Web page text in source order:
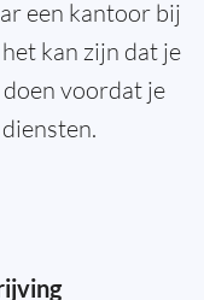
een kantoor bij
kan zijn dat je
voordat je